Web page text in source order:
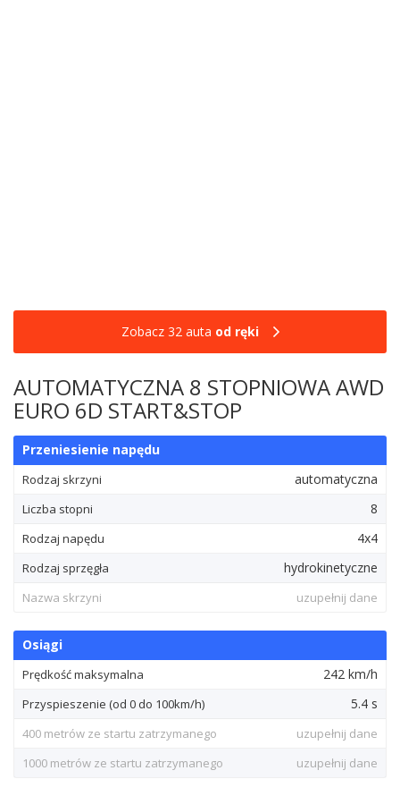
Zobacz 32 auta od ręki
AUTOMATYCZNA 8 STOPNIOWA AWD
EURO 6D START&STOP
Przeniesienie napędu
Rodzaj skrzyni automatyczna
Liczba stopni 8
Rodzaj napędu 4x4
Rodzaj sprzęgła hydrokinetyczne
Nazwa skrzyni uzupełnij dane
Osiągi
Prędkość maksymalna 242 km/h
Przyspieszenie (od 0 do 100km/h) 5.4 s
400 metrów ze startu zatrzymanego
uzupełnij dane
1000 metrów ze startu zatrzymanego
uzupełnij dane